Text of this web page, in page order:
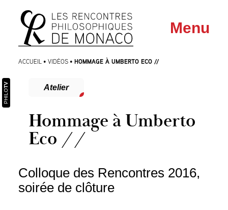
Aller
au
menu
Aller au
contenu
Menu
ACCUEIL • VIDÉOS • HOMMAGE À UMBERTO ECO //
Atelier
Hommage à Umberto
Eco //
Colloque des Rencontres 2016,
soirée de clôture
PHILO
TV